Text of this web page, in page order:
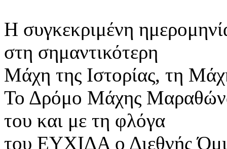
Η συγκεκριμένη
στη σημαντικότερη
Μάχη της Ιστορίας, τη
Το Δρόμο Μάχης
του και με τη φλόγα
του ΕΥΧΙΔΑ ο Διεθνής